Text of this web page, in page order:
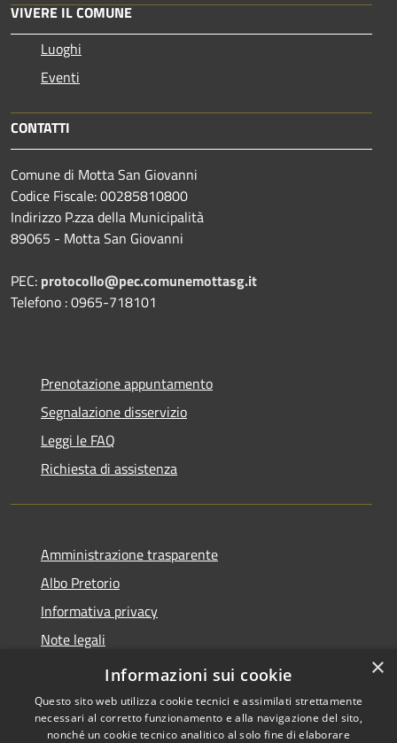
VIVERE IL COMUNE
Luoghi
Eventi
CONTATTI
Comune di Motta San Giovanni
Codice Fiscale: 00285810800
Indirizzo P.zza della Municipalità
89065 - Motta San Giovanni
PEC: protocollo@pec.comunemottasg.it
Telefono : 0965-718101
Prenotazione appuntamento
Segnalazione disservizio
Leggi le FAQ
Richiesta di assistenza
Amministrazione trasparente
Albo Pretorio
Informativa privacy
Note legali
Dichiarazione di accessibilità
×
Informazioni sui cookie
Questo sito web utilizza cookie tecnici e assimilati strettamente
necessari al corretto funzionamento e alla navigazione del sito,
nonché un cookie tecnico analitico al solo fine di elaborare